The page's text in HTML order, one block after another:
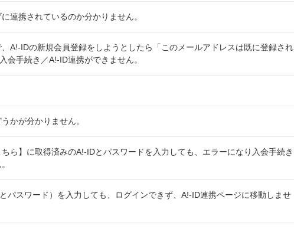
連携されているのか分かりません。
A!-IDの新規会員登録をしようとしたら「このメールアドレスは既に登録され
会手続き／A!-ID連携ができません。
かが分かりません。
ちら】に取得済みのA!-IDとパスワードを入力しても、エラーになり入会手続き
パスワード）を入力しても、ログインできず、A!-ID連携ページに移動しませ